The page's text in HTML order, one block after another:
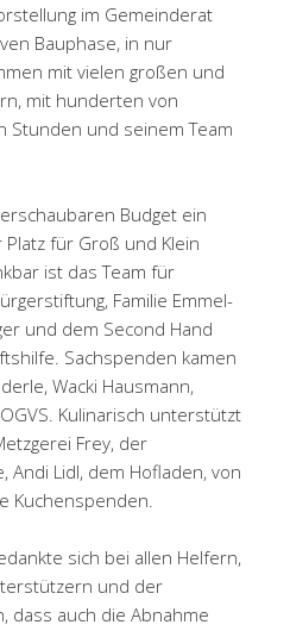
im Gemeinderat
Bauphase, in nur
mit vielen großen und
mit hunderten von
Stunden und seinem Team
Budget ein
für Groß und Klein
ist das Team für
Familie Emmel-
und dem Second Hand
Sachspenden kamen
Wacki Hausmann,
Kulinarisch unterstützt
Frey, der
Andi Lidl, dem Hofladen, von
Kuchenspenden.
sich bei allen Helfern,
und der
dass auch die Abnahme